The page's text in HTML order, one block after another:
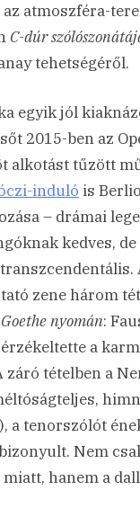
atmoszféra-
C-dúr
tehetségéről.
egyik jól
2015-ben az
alkotást tűzött
induló is
– drámai
kedves,
zene három
nyomán:
a
záró tételben a
a tenorszólót
Nem
hanem a